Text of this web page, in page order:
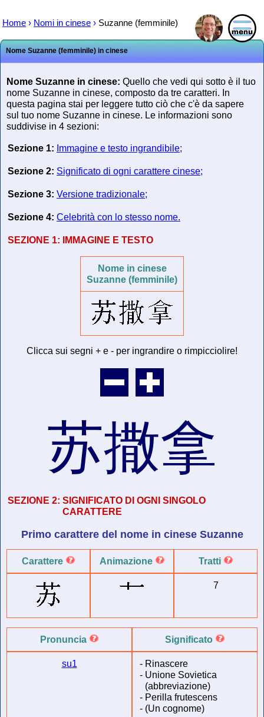
Nome Suzanne (femminile) in cinese
Nome Suzanne in cinese: Quello che vedi qui sotto è il tuo
nome Suzanne in cinese, composto da tre caratteri. In
questa pagina stai per leggere tutto ciò che c'è da sapere
sul tuo nome Suzanne in cinese. Le informazioni sono
suddivise in 4 sezioni:
Sezione 1: Immagine e testo ingrandibile;
Sezione 2: Significato di ogni carattere cinese;
Sezione 3: Versione tradizionale;
Sezione 4: Celebrità con lo stesso nome.
SEZIONE 1: IMMAGINE E TESTO
Nome in cinese
Suzanne (femminile)
Clicca sui segni + e - per ingrandire o rimpicciolire!
苏撒拿
SEZIONE 2: SIGNIFICATO DI OGNI SINGOLO
CARATTERE
Primo carattere del nome in cineseSuzanne
Carattere Animazione Tratti
7
Pronuncia
su1
Significato
- Rinascere
- Unione Sovietica
(abbreviazione)
- Perilla frutescens
- (Un cognome)
Home › Nomi in cinese › Suzanne (femminile)